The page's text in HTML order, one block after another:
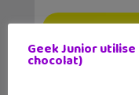
Geek Junior
chocolat)